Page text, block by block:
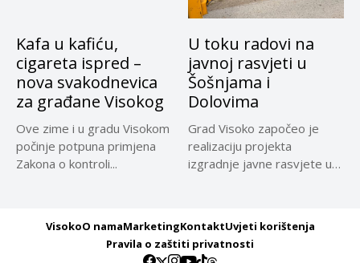
Kafa u kafiću,
cigareta ispred –
nova svakodnevica
za građane Visokog
Ove zime i u gradu Visokom
počinje potpuna primjena
Zakona o kontroli...
U toku radovi na
javnoj rasvjeti u
Šošnjama i
Dolovima
Grad Visoko započeo je
realizaciju projekta
izgradnje javne rasvjete u
VisokoO namaMarketingKontaktUvjeti korištenja
Pravila o zaštiti privatnosti